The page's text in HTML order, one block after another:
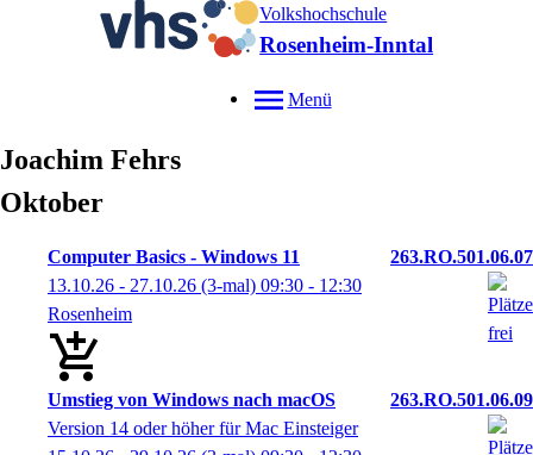
Volkshochschule
Rosenheim-Inntal
Menü
Joachim Fehrs
Oktober
Computer Basics - Windows 11
263.RO.501.06.07
13.10.26 - 27.10.26 (3-mal) 09:30 - 12:30
Rosenheim
Umstieg von Windows nach macOS
263.RO.501.06.09
Version 14 oder höher für Mac Einsteiger